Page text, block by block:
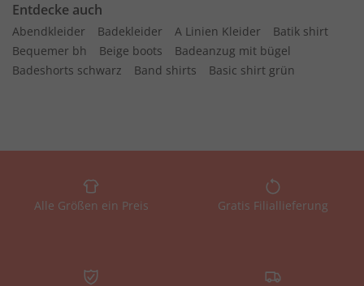
Entdecke auch
Abendkleider Badekleider A Linien Kleider
Batik shirt
Bequemer bh
Beige boots
Badeanzug mit bügel
Badeshorts schwarz
Band shirts Basic shirt grün
Alle Größen ein Preis Gratis Filiallieferung